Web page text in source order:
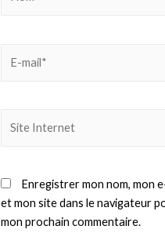
mail*
Internet
Enregistrer mon nom, mon
et mon site dans le navigateur
mon prochain commentaire.